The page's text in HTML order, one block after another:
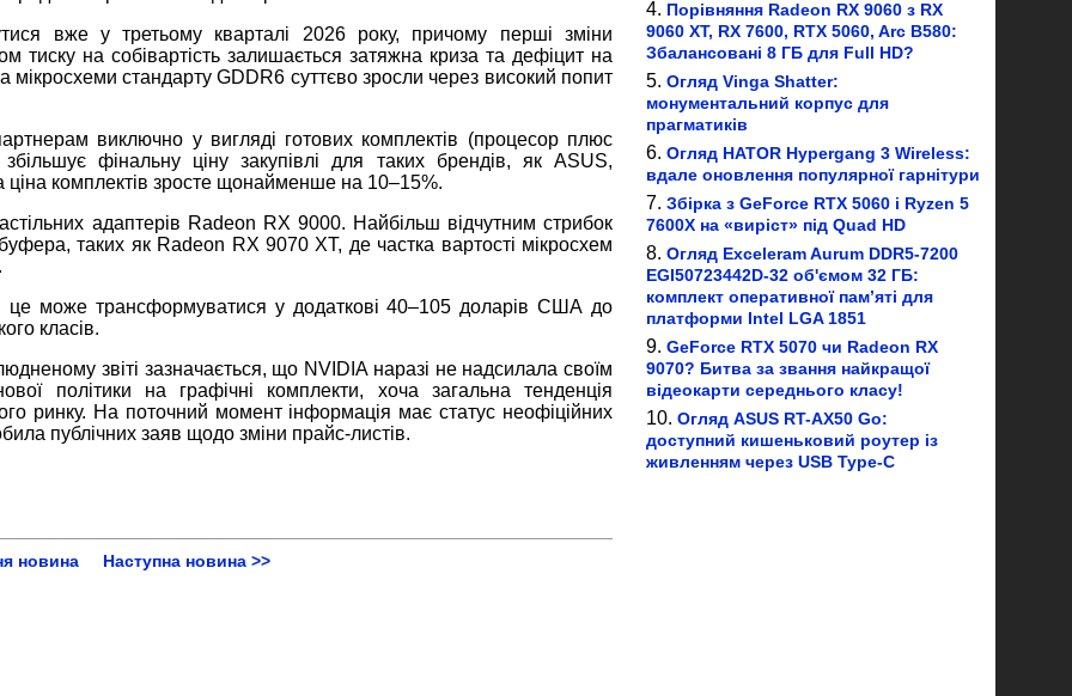
вже у третьому кварталі 2026 року, причому перші зміни
тиску на собівартість залишається затяжна криза та дефіцит на
мікросхеми стандарту GDDR6 суттєво зросли через високий попит
виключно у вигляді готових комплектів (процесор плюс
фінальну ціну закупівлі для таких брендів, як ASUS,
комплектів зросте щонайменше на 10–15%.
адаптерів Radeon RX 9000. Найбільш відчутним стрибок
таких як Radeon RX 9070 XT, де частка вартості мікросхем
це може трансформуватися у додаткові 40–105 доларів США до
класів.
звіті зазначається, що NVIDIA наразі не надсилала своїм
політики на графічні комплекти, хоча загальна тенденція
ринку. На поточний момент інформація має статус неофіційних
публічних заяв щодо зміни прайс-листів.
новина Наступна новина >>
Порівняння Radeon RX 9060 з RX
9060 XT, RX 7600, RTX 5060, Arc B580:
Збалансовані 8 ГБ для Full HD?
Огляд Vinga Shatter:
монументальний корпус для
прагматиків
Огляд HATOR Hypergang 3 Wireless:
вдале оновлення популярної гарнітури
Збірка з GeForce RTX 5060 і Ryzen 5
7600X на «виріст» під Quad HD
Огляд Exceleram Aurum DDR5-7200
EGI50723442D-32 об'ємом 32 ГБ:
комплект оперативної пам’яті для
платформи Intel LGA 1851
GeForce RTX 5070 чи Radeon RX
9070? Битва за звання найкращої
відеокарти середнього класу!
Огляд ASUS RT-AX50 Go:
доступний кишеньковий роутер із
живленням через USB Type-C